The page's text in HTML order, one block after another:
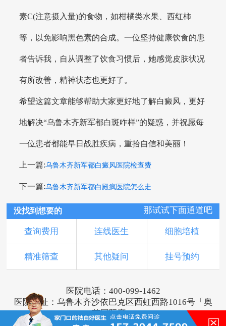
素C(注意摄入量)的食物，如柑橘类水果、西红柿
等，以免影响黑色素的合成。一位坚持健康饮食的患
者告诉我，自从调整了饮食习惯后，她感觉皮肤状况
有所改善，精神状态也更好了。
希望这篇文章能够帮助大家更好地了解白癜风，更好
地解决“乌鲁木齐新军都白斑咋样”的疑惑，并祝愿每
一位患者都能早日战胜疾病，重拾自信和美丽！
上一篇:乌鲁木齐新军都白癜风医院检查费
下一篇:乌鲁木齐新军都白殿疯医院怎么走
没找到想要的 那试试下面通道吧
查询费用 连线医生 细胞培植
精准筛查 其他疑问 挂号预约
医院电话：400-099-1462
医院地址：乌鲁木齐沙依巴克区西虹西路1016号「奥
莱国际旁」